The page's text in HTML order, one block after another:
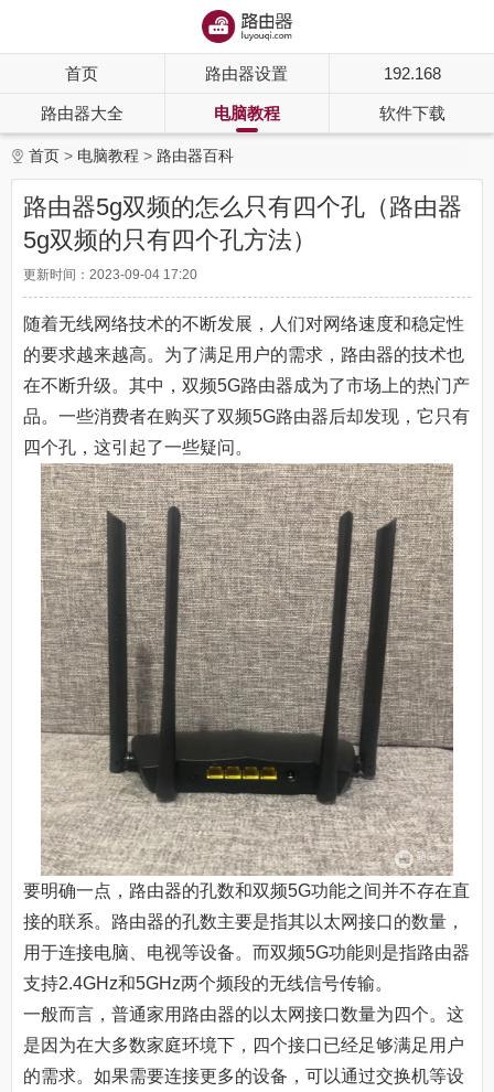
首页 路由器设置 192.168
路由器大全 电脑教程 软件下载
首页 电脑教程 路由器百科
路由器5g双频的怎么只有四个孔（路由器
5g双频的只有四个孔方法）
更新时间：2023-09-04 17:20
随着无线网络技术的不断发展，人们对网络速度和稳定性
的要求越来越高。为了满足用户的需求，路由器的技术也
在不断升级。其中，双频5G路由器成为了市场上的热门产
品。一些消费者在购买了双频5G路由器后却发现，它只有
四个孔，这引起了一些疑问。
要明确一点，路由器的孔数和双频5G功能之间并不存在直
接的联系。路由器的孔数主要是指其以太网接口的数量，
用于连接电脑、电视等设备。而双频5G功能则是指路由器
支持2.4GHz和5GHz两个频段的无线信号传输。
一般而言，普通家用路由器的以太网接口数量为四个。这
是因为在大多数家庭环境下，四个接口已经足够满足用户
的需求。如果需要连接更多的设备，可以通过交换机等设